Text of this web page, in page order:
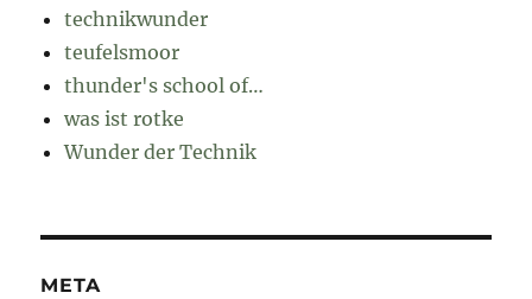
technikwunder
teufelsmoor
thunder's school of…
was ist rotke
Wunder der Technik
META